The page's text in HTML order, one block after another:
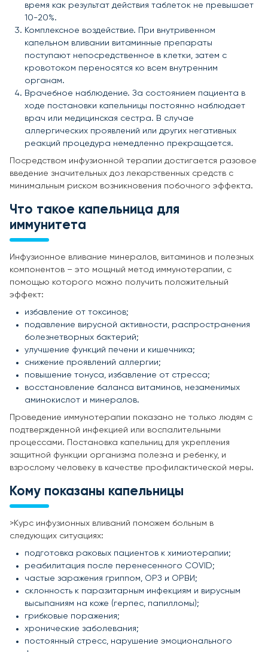
время как результат действия таблеток не превышает
10-20%.
Комплексное воздействие. При внутривенном
капельном вливании витаминные препараты
поступают непосредственное в клетки, затем с
кровотоком переносятся ко всем внутренним
органам.
Врачебное наблюдение. За состоянием пациента в
ходе постановки капельницы постоянно наблюдает
врач или медицинская сестра. В случае
аллергических проявлений или других негативных
реакций процедура немедленно прекращается.
Посредством инфузионной терапии достигается разовое
введение значительных доз лекарственных средств с
минимальным риском возникновения побочного эффекта.
Что такое капельница для
иммунитета
Инфузионное вливание минералов, витаминов и полезных
компонентов – это мощный метод иммунотерапии, с
помощью которого можно получить положительный
эффект:
избавление от токсинов;
подавление вирусной активности, распространения
болезнетворных бактерий;
улучшение функций печени и кишечника;
снижение проявлений аллергии;
повышение тонуса, избавление от стресса;
восстановление баланса витаминов, незаменимых
аминокислот и минералов.
Проведение иммунотерапии показано не только людям с
подтвержденной инфекцией или воспалительными
процессами. Постановка капельниц для укрепления
защитной функции организма полезна и ребенку, и
взрослому человеку в качестве профилактической меры.
Кому показаны капельницы
>Курс инфузионных вливаний поможем больным в
следующих ситуациях:
подготовка раковых пациентов к химиотерапии;
реабилитация после перенесенного COVID;
частые заражения гриппом, ОРЗ и ОРВИ;
склонность к паразитарным инфекциям и вирусным
высыпаниям на коже (герпес, папилломы);
грибковые поражения;
хронические заболевания;
постоянный стресс, нарушение эмоционального